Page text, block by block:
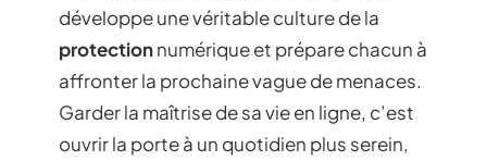
développe une véritable culture de la
protectionnumérique et prépare chacun à
affronter la prochaine vague de menaces.
Garder la maîtrise de sa vie en ligne, c’est
ouvrir la porte à un quotidien plus serein,